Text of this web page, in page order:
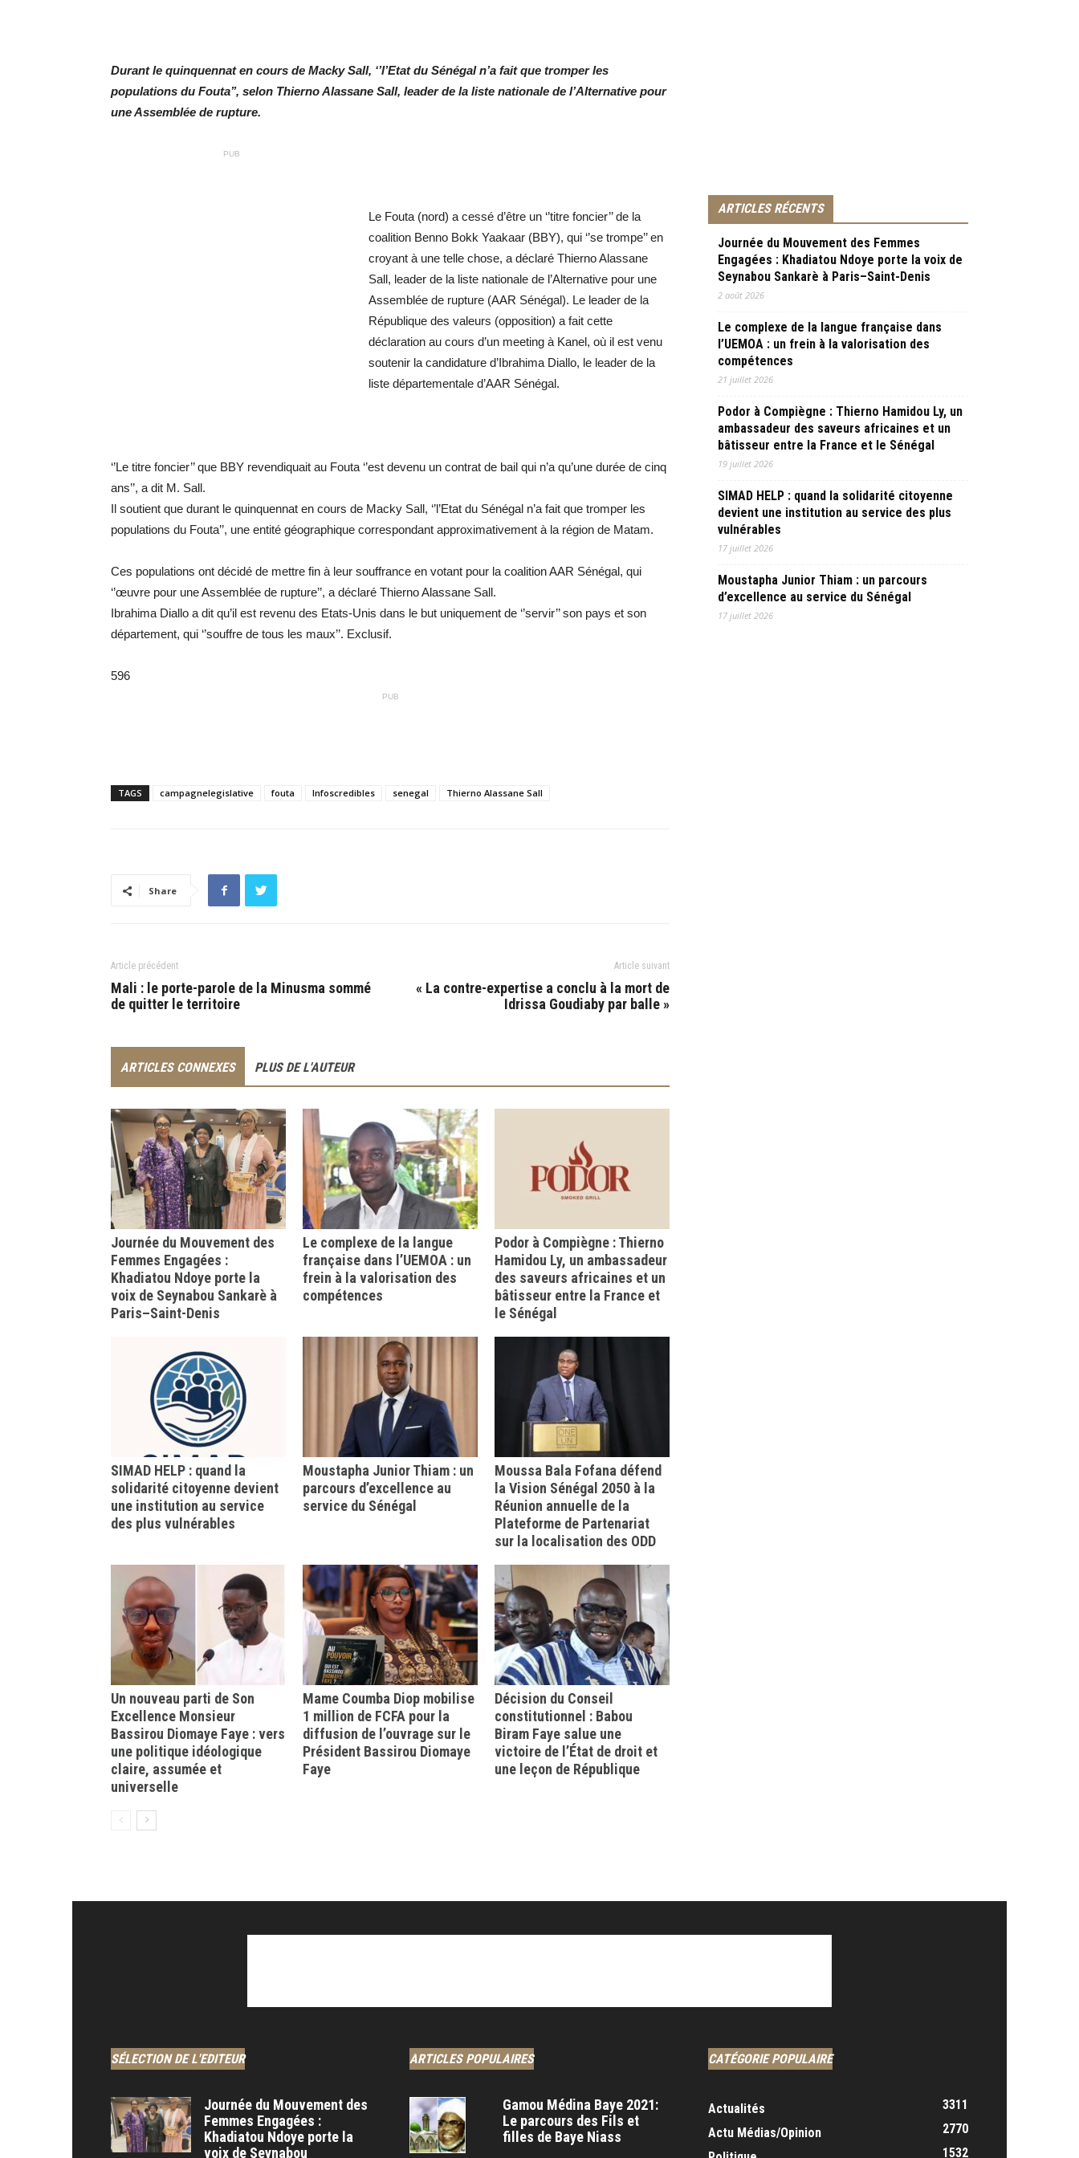
Durant le quinquennat en cours de Macky Sall, ‘’l’Etat du Sénégal n’a fait que tromper les
populations du Fouta’’, selon Thierno Alassane Sall, leader de la liste nationale de l’Alternative pour
une Assemblée de rupture.
PUB
Le Fouta (nord) a cessé d’être un ‘’titre foncier’’ de la
coalition Benno Bokk Yaakaar (BBY), qui ‘’se trompe’’ en
croyant à une telle chose, a déclaré Thierno Alassane
Sall, leader de la liste nationale de l’Alternative pour une
Assemblée de rupture (AAR Sénégal). Le leader de la
République des valeurs (opposition) a fait cette
déclaration au cours d’un meeting à Kanel, où il est venu
soutenir la candidature d’Ibrahima Diallo, le leader de la
liste départementale d’AAR Sénégal.
‘’Le titre foncier’’ que BBY revendiquait au Fouta ‘’est devenu un contrat de bail qui n’a qu’une durée de cinq
ans’’, a dit M. Sall.
Il soutient que durant le quinquennat en cours de Macky Sall, ‘’l’Etat du Sénégal n’a fait que tromper les
populations du Fouta’’, une entité géographique correspondant approximativement à la région de Matam.
Ces populations ont décidé de mettre fin à leur souffrance en votant pour la coalition AAR Sénégal, qui
‘’œuvre pour une Assemblée de rupture’’, a déclaré Thierno Alassane Sall.
Ibrahima Diallo a dit qu’il est revenu des Etats-Unis dans le but uniquement de ‘’servir’’ son pays et son
département, qui ‘’souffre de tous les maux’’. Exclusif.
596
PUB
TAGS campagnelegislative fouta Infoscredibles senegal Thierno Alassane Sall
Share
Article précédent
Mali : le porte-parole de la Minusma sommé
de quitter le territoire
Article suivant
« La contre-expertise a conclu à la mort de
Idrissa Goudiaby par balle »
ARTICLES CONNEXES PLUS DE L'AUTEUR
Journée du Mouvement des
Femmes Engagées :
Khadiatou Ndoye porte la
voix de Seynabou Sankarè à
Paris–Saint-Denis
Le complexe de la langue
française dans l’UEMOA : un
frein à la valorisation des
compétences
Podor à Compiègne : Thierno
Hamidou Ly, un ambassadeur
des saveurs africaines et un
bâtisseur entre la France et
le Sénégal
SIMAD HELP : quand la
solidarité citoyenne devient
une institution au service
des plus vulnérables
Moustapha Junior Thiam : un
parcours d’excellence au
service du Sénégal
Moussa Bala Fofana défend
la Vision Sénégal 2050 à la
Réunion annuelle de la
Plateforme de Partenariat
sur la localisation des ODD
Un nouveau parti de Son
Excellence Monsieur
Bassirou Diomaye Faye : vers
une politique idéologique
claire, assumée et
universelle
Mame Coumba Diop mobilise
1 million de FCFA pour la
diffusion de l’ouvrage sur le
Président Bassirou Diomaye
Faye
Décision du Conseil
constitutionnel : Babou
Biram Faye salue une
victoire de l’État de droit et
une leçon de République
ARTICLES RÉCENTS
Journée du Mouvement des Femmes
Engagées : Khadiatou Ndoye porte la voix de
Seynabou Sankarè à Paris–Saint-Denis
2 août 2026
Le complexe de la langue française dans
l’UEMOA : un frein à la valorisation des
compétences
21 juillet 2026
Podor à Compiègne : Thierno Hamidou Ly, un
ambassadeur des saveurs africaines et un
bâtisseur entre la France et le Sénégal
19 juillet 2026
SIMAD HELP : quand la solidarité citoyenne
devient une institution au service des plus
vulnérables
17 juillet 2026
Moustapha Junior Thiam : un parcours
d’excellence au service du Sénégal
17 juillet 2026
SÉLECTION DE L'EDITEUR
Journée du Mouvement des
Femmes Engagées :
Khadiatou Ndoye porte la
voix de Seynabou
ARTICLES POPULAIRES
Gamou Médina Baye 2021:
Le parcours des Fils et
filles de Baye Niass
CATÉGORIE POPULAIRE
Actualités
3311
Actu Médias/Opinion
2770
1532